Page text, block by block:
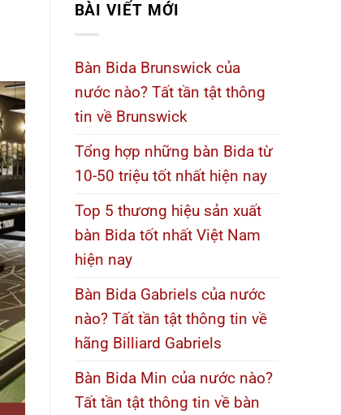
BÀI VIẾT MỚI
Bàn Bida Brunswick của
nước nào? Tất tần tật thông
tin về Brunswick
Tổng hợp những bàn Bida từ
10-50 triệu tốt nhất hiện nay
Top 5 thương hiệu sản xuất
bàn Bida tốt nhất Việt Nam
hiện nay
Bàn Bida Gabriels của nước
nào? Tất tần tật thông tin về
hãng Billiard Gabriels
Bàn Bida Min của nước nào?
Tất tần tật thông tin về bàn